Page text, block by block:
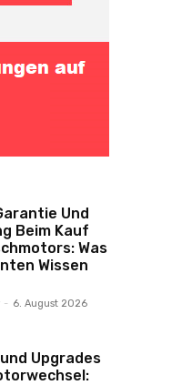
Und
Beim Kauf
Was
Wissen
- 6. August 2026
Upgrades